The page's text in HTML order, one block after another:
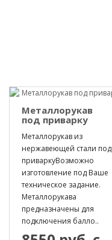
Металлорукав
под приварку
Металлорукав из
нержавеющей стали под
приваркуВозможно
изготовление под Ваше
техническое задание.
Металлорукава
предназначены для
подключения балло..